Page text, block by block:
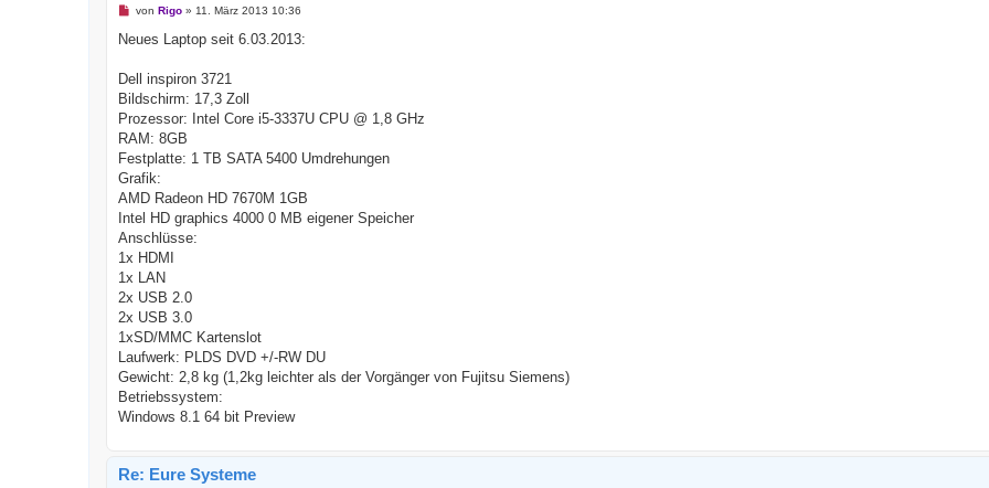
U
g
e
e
n
r
B
i
t
a
g
von Rigo» 11. März 2013 10:36
Neues Laptop seit 6.03.2013:
Dell inspiron 3721
Bildschirm: 17,3 Zoll
Prozessor: Intel Core i5-3337U CPU @ 1,8 GHz
RAM: 8GB
Festplatte: 1 TB SATA 5400 Umdrehungen
Grafik:
AMD Radeon HD 7670M 1GB
Intel HD graphics 4000 0 MB eigener Speicher
Anschlüsse:
1x HDMI
1x LAN
2x USB 2.0
2x USB 3.0
1xSD/MMC Kartenslot
Laufwerk: PLDS DVD +/-RW DU
Gewicht: 2,8 kg (1,2kg leichter als der Vorgänger von Fujitsu Siemens)
Betriebssystem:
Windows 8.1 64 bit Preview
Re: Eure Systeme